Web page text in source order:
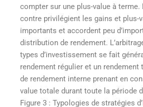
compter sur une plus-value à terme.
contre privilégient les gains et plus-
importants et accordent peu
distribution de rendement.
types d’investissement se fait
rendement régulier et un rendement
de rendement interne prenant en
value totale durant toute la période
Figure 3 : Typologies de stratégies